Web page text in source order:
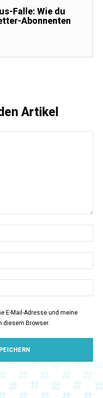
Falle: Wie du
Abonnenten
Artikel
E-Mail-Adresse und meine
diesem Browser.